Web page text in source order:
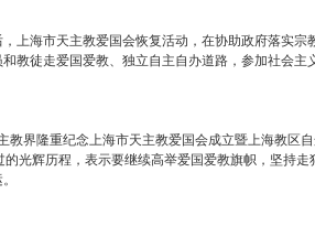
上海市天主教爱国会恢复活动，在协助政府落实宗
教徒走爱国爱教、独立自主自办道路，参加社会主
教界隆重纪念上海市天主教爱国会成立暨上海教区
光辉历程，表示要继续高举爱国爱教旗帜，坚持